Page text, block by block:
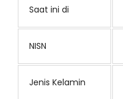
Saat ini di
NISN
Jenis Kelamin